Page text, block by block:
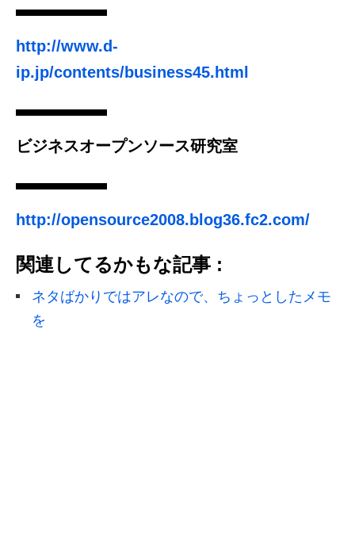
http://www.d-
ip.jp/contents/business45.html
ビジネスオープンソース研究室
http://opensource2008.blog36.fc2.com/
関連してるかもな記事 :
ネタばかりではアレなので、ちょっとしたメモ
を